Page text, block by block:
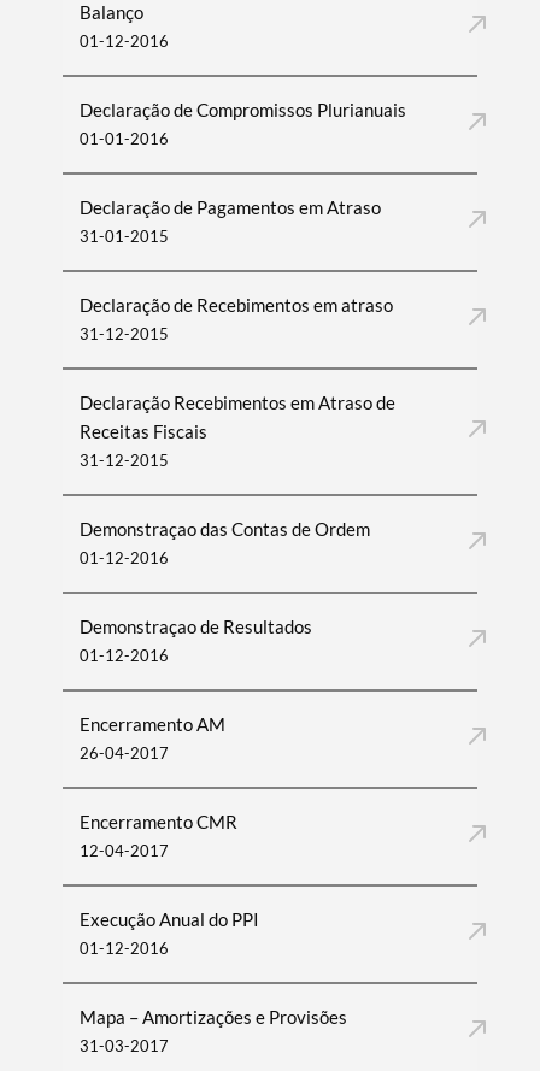
Balanço
01-12-2016
Declaração de Compromissos Plurianuais
01-01-2016
Declaração de Pagamentos em Atraso
31-01-2015
Declaração de Recebimentos em atraso
31-12-2015
Declaração Recebimentos em Atraso de
Receitas Fiscais
31-12-2015
Demonstraçao das Contas de Ordem
01-12-2016
Demonstraçao de Resultados
01-12-2016
Encerramento AM
26-04-2017
Encerramento CMR
12-04-2017
Execução Anual do PPI
01-12-2016
Mapa – Amortizações e Provisões
31-03-2017